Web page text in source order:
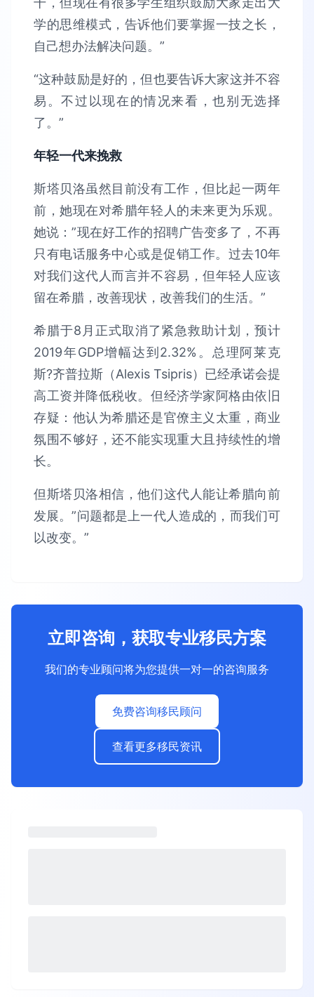
学的思维模式，告诉他们要掌握一技之长，
自己想办法解决问题。”
“这种鼓励是好的，但也要告诉大家这并不容
易。不过以现在的情况来看，也别无选择
了。”
年轻一代来挽救
斯塔贝洛虽然目前没有工作，但比起一两年
前，她现在对希腊年轻人的未来更为乐观。
她说：”现在好工作的招聘广告变多了，不再
只有电话服务中心或是促销工作。过去10年
对我们这代人而言并不容易，但年轻人应该
留在希腊，改善现状，改善我们的生活。”
希腊于8月正式取消了紧急救助计划，预计
2019年GDP增幅达到2.32%。总理阿莱克
斯?齐普拉斯（Alexis Tsipris）已经承诺会提
高工资并降低税收。但经济学家阿格由依旧
存疑：他认为希腊还是官僚主义太重，商业
氛围不够好，还不能实现重大且持续性的增
长。
但斯塔贝洛相信，他们这代人能让希腊向前
发展。”问题都是上一代人造成的，而我们可
以改变。”
立即咨询，获取专业移民方案
我们的专业顾问将为您提供一对一的咨询服务
免费咨询移民顾问
查看更多移民资讯